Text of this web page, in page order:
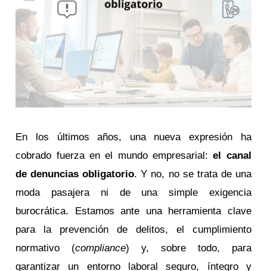
En los últimos años, una nueva expresión ha
cobrado fuerza en el mundo empresarial:el canal
de denuncias obligatorio. Y no, no se trata de una
moda pasajera ni de una simple exigencia
burocrática. Estamos ante una herramienta clave
para la prevención de delitos, el cumplimiento
normativo (compliance) y, sobre todo, para
garantizar un entorno laboral seguro, íntegro y